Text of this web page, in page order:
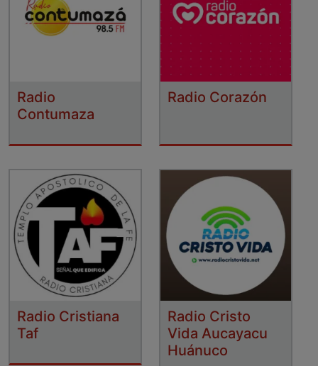
Radio
Contumaza
Radio Corazón
Radio Cristiana
Taf
Radio Cristo
Vida Aucayacu
Huánuco